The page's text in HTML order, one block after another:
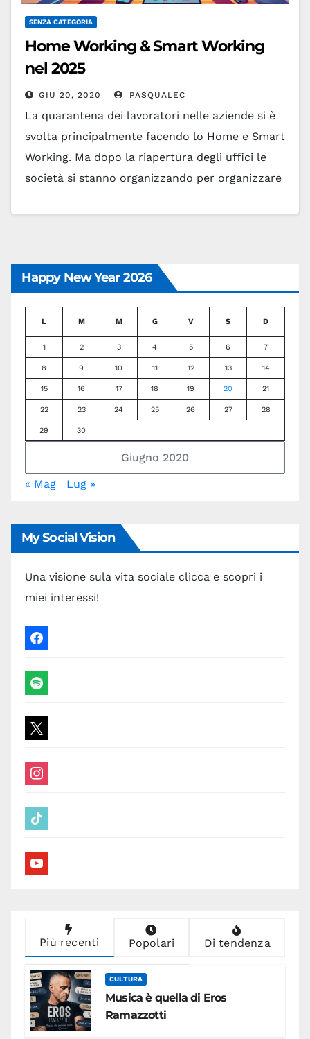
SENZA CATEGORIA
Home Working & Smart Working
nel 2025
GIU 20, 2020 PASQUALEC
La quarantena dei lavoratori nelle aziende si è
svolta principalmente facendo lo Home e Smart
Working. Ma dopo la riapertura degli uffici le
società si stanno organizzando per organizzare
Happy New Year 2026
Giugno 2020
L M M G V S D
1 2 3 4 5 6 7
8 9 10 11 12 13 14
15 16 17 18 19 20 21
22 23 24 25 26 27 28
29 30
« Mag Lug »
My Social Vision
Una visione sula vita sociale clicca e scopri i
miei interessi!
facebook
spotify
x
instagram
tiktok
youtube
Più recenti Popolari Di tendenza
CULTURA
Musica è quella di Eros
Ramazzotti